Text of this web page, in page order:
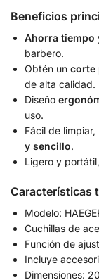
Beneficios
Ahorra tiempo
barbero.
Obtén un corte
de alta calidad.
Diseño
uso.
Fácil de
y sencillo.
Ligero y
Características
Modelo:
Cuchillas de
Función de
Incluye
Dimensiones: